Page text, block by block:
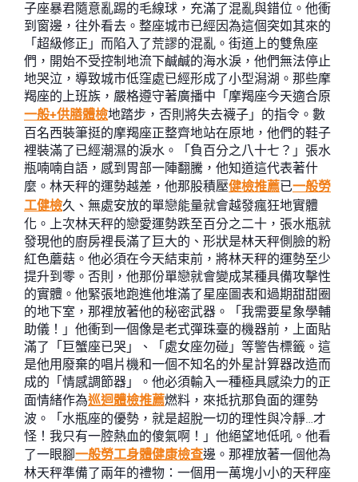
子座暴君隨意亂踢的毛線球，充滿了混亂與錯位。他衝
到窗邊，往外看去。整座城市已經因為這個突如其來的
「超級修正」而陷入了荒謬的混亂。街道上的雙魚座
們，開始不受控制地流下鹹鹹的海水淚，他們無法停止
地哭泣，導致城市低窪處已經形成了小型潟湖。那些摩
羯座的上班族，嚴格遵守著廣播中「摩羯座今天適合原
一般+供膳體檢地踏步，否則將失去襪子」的指令。數
百名西裝筆挺的摩羯座正整齊地站在原地，他們的鞋子
裡裝滿了已經潮濕的淚水。「負百分之八十七？」張水
瓶喃喃自語，感到胃部一陣翻騰，他知道這代表著什
麼。林天秤的運勢越差，他那股積壓健檢推薦已一般勞
工健檢久、無處安放的單戀能量就會越發瘋狂地實體
化。上次林天秤的戀愛運勢跌至百分之二十，張水瓶就
發現他的廚房裡長滿了巨大的、形狀是林天秤側臉的粉
紅色蘑菇。他必須在今天結束前，將林天秤的運勢至少
提升到零。否則，他那份單戀就會變成某種具備攻擊性
的實體。他緊張地跑進他堆滿了星座圖表和過期甜甜圈
的地下室，那裡放著他的秘密武器。「我需要星象學輔
助儀！」他衝到一個像是老式彈珠臺的機器前，上面貼
滿了「巨蟹座已哭」、「處女座勿碰」等警告標籤。這
是他用廢棄的唱片機和一個不知名的外星計算器改造而
成的「情感調節器」。他必須輸入一種極具感染力的正
面情緒作為巡迴體檢推薦燃料，來抵抗那負面的運勢
波。「水瓶座的優勢，就是超脫一切的理性與冷靜…才
怪！我只有一腔熱血的傻氣啊！」他絕望地低吼。他看
了一眼腳一般勞工身體健康檢查邊。那裡放著一個他為
林天秤準備了兩年的禮物：一個用一萬塊小小的天秤座